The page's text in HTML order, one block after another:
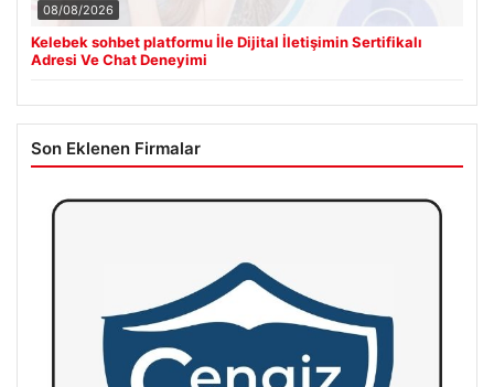
08/08/2026
Kelebek sohbet platformu İle Dijital İletişimin Sertifikalı
Adresi Ve Chat Deneyimi
Son Eklenen Firmalar